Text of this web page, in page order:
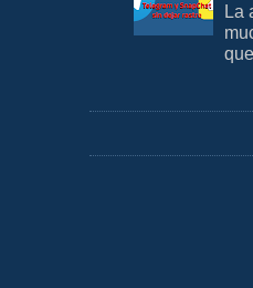
La